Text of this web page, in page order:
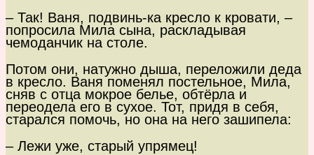
– Так! Ваня, подвинь-ка кресло к кровати, –
попросила Мила сына, раскладывая
чемоданчик на столе.
Потом они, натужно дыша, переложили деда
в кресло. Ваня поменял постельное, Мила,
сняв с отца мокрое белье, обтёрла и
переодела его в сухое. Тот, придя в себя,
старался помочь, но она на него зашипела:
– Лежи уже, старый упрямец!